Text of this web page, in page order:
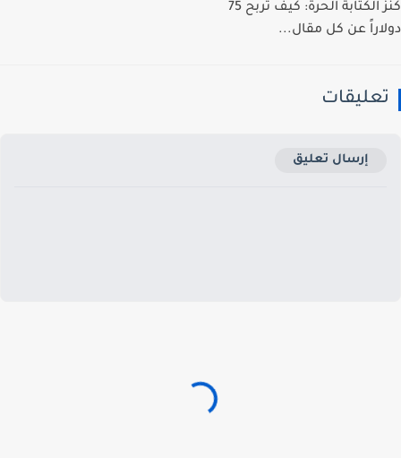
كنز الكتابة الحرة: كيف تربح 75
عن كل مقال...
إرسال تعليق